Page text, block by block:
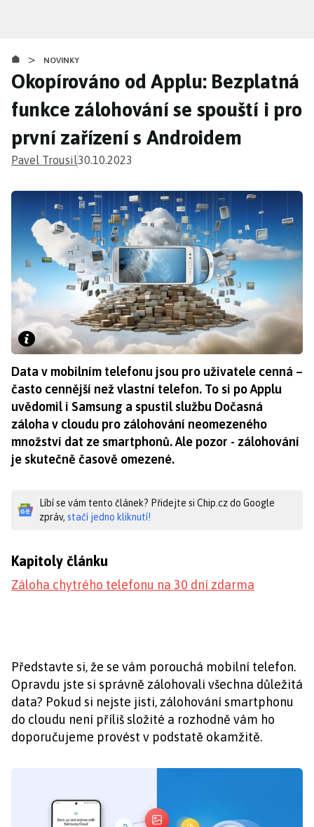
obsahu
> NOVINKY
Okopírováno od Applu: Bezplatná
funkce zálohování se spouští i pro
první zařízení s Androidem
Pavel Trousil30.10.2023
Data v mobilním telefonu jsou pro uživatele cenná –
často cennější než vlastní telefon. To si po Applu
uvědomil i Samsung a spustil službu Dočasná
záloha v cloudu pro zálohování neomezeného
množství dat ze smartphonů. Ale pozor - zálohování
je skutečně časově omezené.
Líbí se vám tento článek? Přidejte si Chip.cz do Google
zpráv, stačí jedno kliknutí!
Kapitoly článku
Záloha chytrého telefonu na 30 dní zdarma
Představte si, že se vám porouchá mobilní telefon.
Opravdu jste si správně zálohovali všechna důležitá
data? Pokud si nejste jisti, zálohování smartphonu
do cloudu není příliš složité a rozhodně vám ho
doporučujeme provést v podstatě okamžitě.